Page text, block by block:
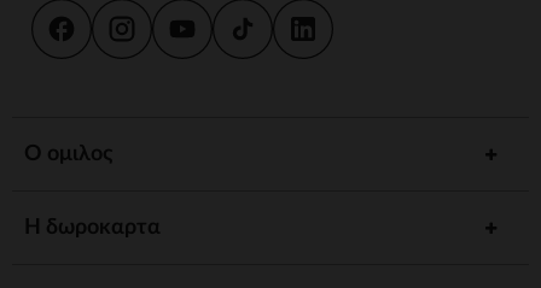
Ο ομιλος
Η δωροκαρτα